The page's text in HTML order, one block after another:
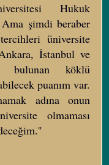
Hukuk
şimdi beraber
üniversite
İstanbul ve
köklü
puanım var.
adına onun
olmaması